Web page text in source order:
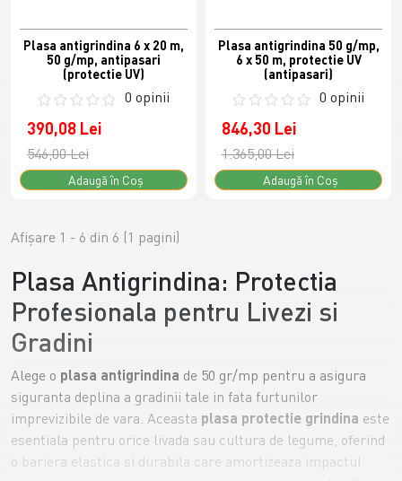
Plasa antigrindina 6 x 20 m,
50 g/mp, antipasari
(protectie UV)
0 opinii
390,08 Lei
546,00 Lei
Adaugă în Coş
Plasa antigrindina 50 g/mp,
6 x 50 m, protectie UV
(antipasari)
0 opinii
846,30 Lei
1.365,00 Lei
Adaugă în Coş
Afişare 1 - 6 din 6 (1 pagini)
Plasa Antigrindina: Protectia
Profesionala pentru Livezi si
Gradini
Alege o plasa antigrindina de 50 gr/mp pentru a asigura
siguranta deplina a gradinii tale in fata furtunilor
imprevizibile de vara. Aceasta plasa protectie grindina este
esentiala pentru orice livada sau cultura de legume, oferind
o bariera elastica si durabila care amortizeaza impactul